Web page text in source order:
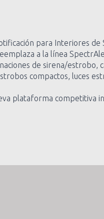
para Interiores
a la línea
de sirena/estrobo,
compactos, luces
plataforma competitiva